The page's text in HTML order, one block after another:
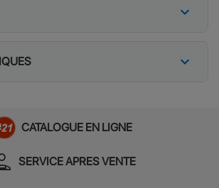
expand_more
expand_more
CATALOGUE EN LIGNE
SERVICE APRES VENTE